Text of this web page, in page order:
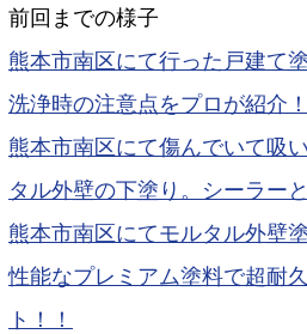
前回までの様子
熊本市南区にて行った戸建て
洗浄時の注意点をプロが紹介！
熊本市南区にて傷んでいて吸
タル外壁の下塗り。シーラー
熊本市南区にてモルタル外壁
性能なプレミアム塗料で超耐
ト！！